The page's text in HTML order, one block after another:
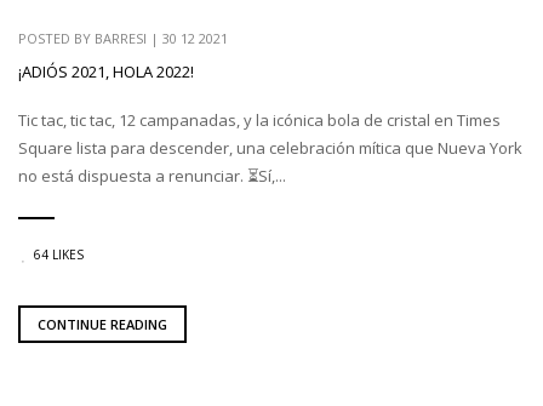
POSTED BY BARRESI | 30 12 2021
¡ADIÓS 2021, HOLA 2022!
Tic tac, tic tac, 12 campanadas, y la icónica bola de cristal en Times
Square lista para descender, una celebración mítica que Nueva York
no está dispuesta a renunciar. ⏳Sí,...
64 LIKES
CONTINUE READING